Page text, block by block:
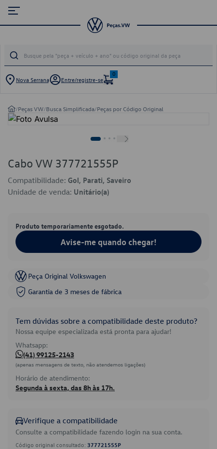
Nova Serrana Entre/registre-se
0
/Peças VW/Busca Simplificada/Peças por Código Original
Cabo VW 377721555P
Compatibilidade: Gol, Parati, Saveiro
Unidade de venda: Unitário(a)
Produto temporariamente esgotado.
Avise-me quando chegar!
Peça Original Volkswagen
Garantia de 3 meses de fábrica
Tem dúvidas sobre a compatibilidade deste produto?
Nossa equipe especializada está pronta para ajudar!
Whatsapp:
(41) 99125-2143
(apenas mensagens de texto, não atendemos ligações)
Horário de atendimento:
Segunda à sexta, das 8h às 17h.
Verifique a compatibilidade
Consulte a compatibilidade fazendo login na sua conta.
Código original consultado: 377721555P